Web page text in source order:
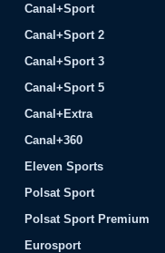
Canal+Sport
Canal+Sport 2
Canal+Sport 3
Canal+Sport 5
Canal+Extra
Canal+360
Eleven Sports
Polsat Sport
Polsat Sport Premium
Eurosport